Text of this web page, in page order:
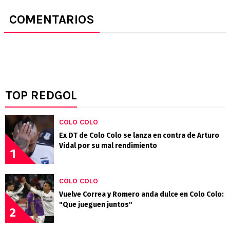
COMENTARIOS
TOP REDGOL
1
COLO COLO
Ex DT de Colo Colo se lanza en contra de Arturo
Vidal por su mal rendimiento
2
COLO COLO
Vuelve Correa y Romero anda dulce en Colo Colo:
"Que jueguen juntos"